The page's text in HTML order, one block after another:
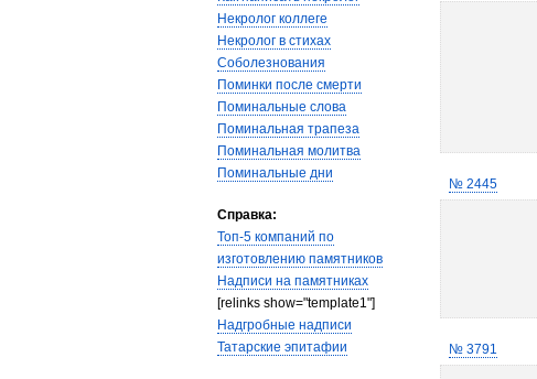
Некролог коллеге
Некролог в стихах
Соболезнования
Поминки после смерти
Поминальные слова
Поминальная трапеза
Поминальная молитва
Поминальные дни
Справка:
Топ-5 компаний по
изготовлению памятников
Надписи на памятниках
[relinks show="template1"]
Надгробные надписи
Татарские эпитафии
№ 2445
№ 3791